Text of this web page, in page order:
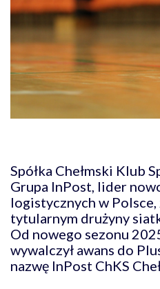
Spółka Chełmski Klub
Grupa InPost, lider
logistycznych w Polsce,
tytularnym drużyny
Od nowego sezonu
wywalczył awans do
nazwę InPost ChKS